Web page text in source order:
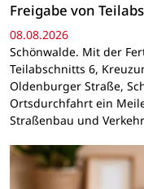
Freigabe von
08.08.2026
Schönwalde. Mit der
Teilabschnitts 6,
Oldenburger Straße,
Ortsdurchfahrt ein
Straßenbau und